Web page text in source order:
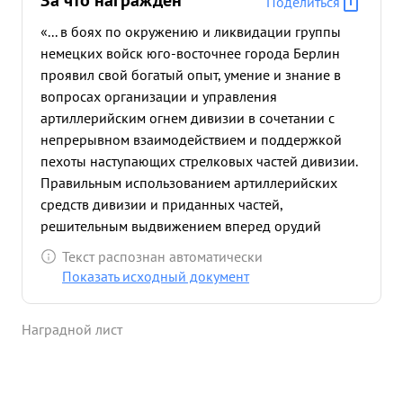
«... в боях по окружению и ликвидации группы
немецких войск юго-восточнее города Берлин
проявил свой богатый опыт, умение и знание в
вопросах организации и управления
артиллерийским огнем дивизии в сочетании с
непрерывном взаимодействием и поддержкой
пехоты наступающих стрелковых частей дивизии.
Правильным использованием артиллерийских
средств дивизии и приданных частей,
решительным выдвижением вперед орудий
прямой наводки и минометов с проявлением при
этом мужества, отваги и стойкости безусловно
западнее Орурстенвальде грамотно организовал
Текст распознан автоматически
Показать исходный документ
Наградной лист